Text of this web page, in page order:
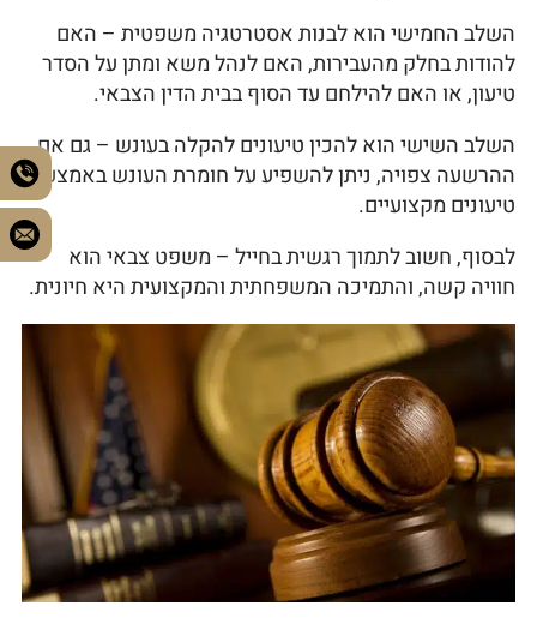
השלב החמישי הוא לבנות אסטרטגיה משפטית – האם
להודות בחלק מהעבירות, האם לנהל משא ומתן על הסדר
טיעון, או האם להילחם עד הסוף בבית הדין הצבאי.
השלב השישי הוא להכין טיעונים להקלה בעונש – גם אם
ההרשעה צפויה, ניתן להשפיע על חומרת העונש באמצעות
טיעונים מקצועיים.
לבסוף, חשוב לתמוך רגשית בחייל – משפט צבאי הוא
חוויה קשה, והתמיכה המשפחתית והמקצועית היא חיונית.